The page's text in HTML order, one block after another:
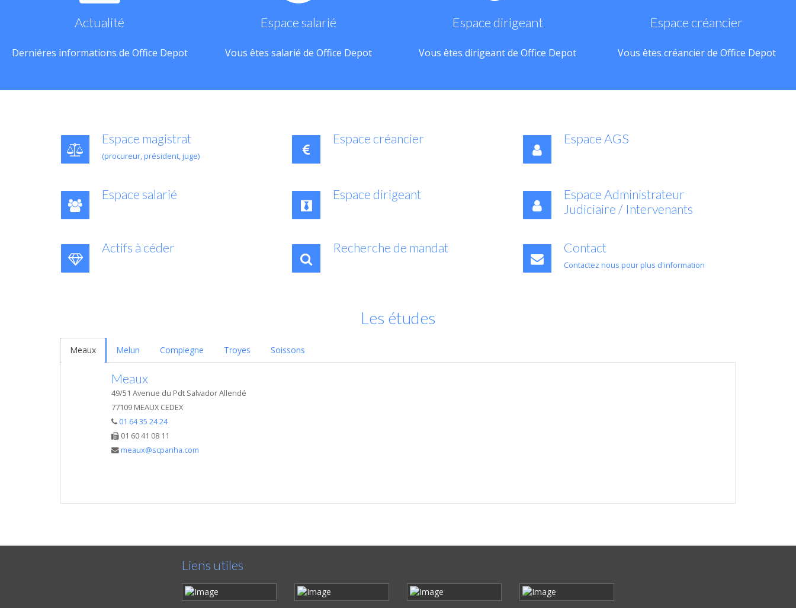
Actualité
Derniéres informations de Office Depot
Espace salarié
Vous êtes salarié de Office Depot
Espace dirigeant
Vous êtes dirigeant de Office Depot
Espace créancier
Vous êtes créancier de Office Depot
Espace magistrat
(procureur, président, juge)
Espace créancier Espace AGS
Espace salarié Espace dirigeant
Espace Administrateur
Judiciaire / Intervenants
Actifs à céder Recherche de mandat Contact
Contactez nous pour plus d'information
Les études
Meaux Melun Compiegne Troyes Soissons
Meaux
49/51 Avenue du Pdt Salvador Allendé
77109 MEAUX CEDEX
01 64 35 24 24
01 60 41 08 11
meaux@scpanha.com
Liens utiles